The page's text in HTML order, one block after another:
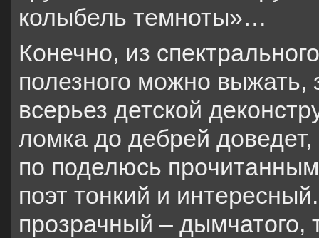
колыбель темноты»…
Конечно, из
полезного можно выжать,
всерьез детской
ломка до дебрей доведет,
по поделюсь
поэт тонкий и
прозрачный – дымчатого,